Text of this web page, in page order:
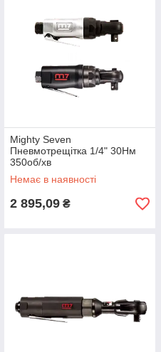
Mighty Seven
Пневмотрещітка 1/4" 30Нм
350об/хв
Немає в наявності
2 895,09 ₴